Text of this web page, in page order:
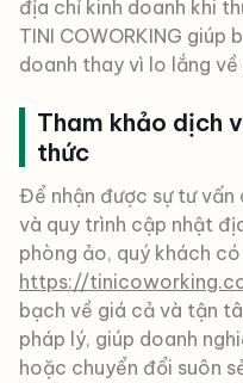
địa chỉ kinh doanh khi
TINI COWORKING giúp
doanh thay vì lo lắng
Tham khảo dịch
thức
Để nhận được sự tư vấn
và quy trình cập nhật
phòng ảo, quý khách
https://
bạch về giá cả và tận
pháp lý, giúp doanh
hoặc chuyển đổi suôn